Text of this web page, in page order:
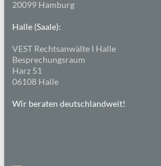
20099 Hamburg
Halle (Saale):
VEST Rechtsanwälte I Halle
Besprechungsraum
Harz 51
06108 Halle
Wir beraten deutschlandweit!